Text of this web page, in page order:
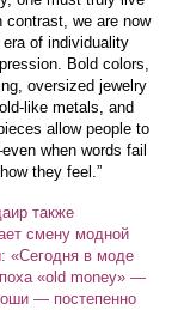
contrast, we are now
era of individuality
Bold colors,
oversized jewelry
like metals, and
allow people to
when words fail
they feel.”
также
смену модной
«Сегодня в моде
«old money» —
— постепенно